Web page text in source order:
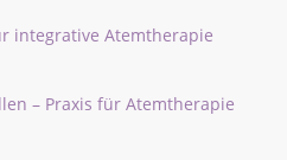
integrative Atemtherapie
– Praxis für Atemtherapie